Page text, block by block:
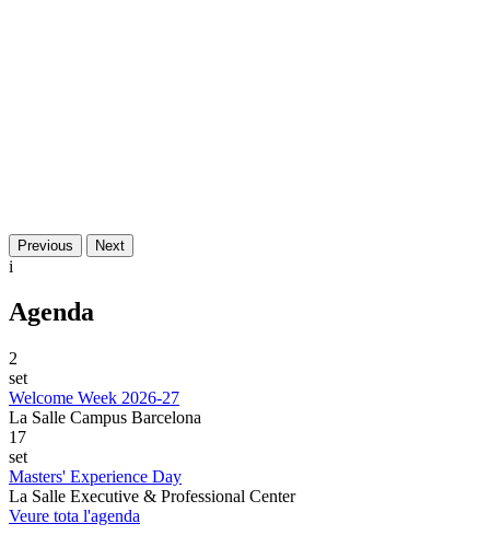
Previous Next
i
Agenda
2
set
Welcome Week 2026-27
La Salle Campus Barcelona
17
set
Masters' Experience Day
La Salle Executive & Professional Center
Veure tota l'agenda